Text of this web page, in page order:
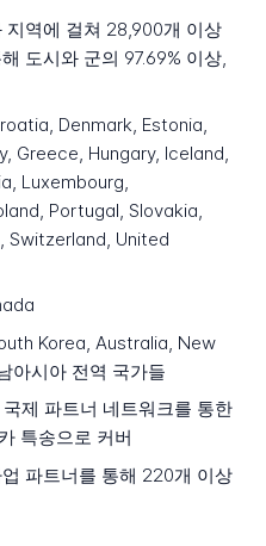
지역에 걸쳐 28,900개 이상
도시와 군의 97.69% 이상,
Denmark, Estonia,
Greece, Hungary, Iceland,
Luxembourg,
Portugal, Slovakia,
Switzerland, United
Korea, Australia, New
아시아 전역 국가들
제 파트너 네트워크를 통한
특송으로 커버
파트너를 통해 220개 이상